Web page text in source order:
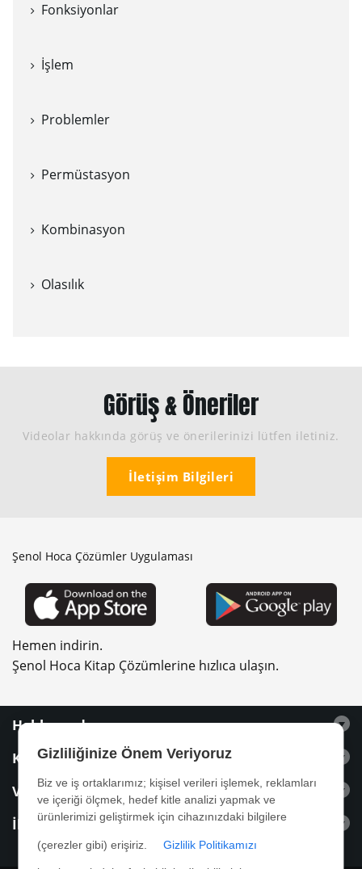
Fonksiyonlar
İşlem
Problemler
Permüstasyon
Kombinasyon
Olasılık
Görüş & Öneriler
Videolar hakkında görüş ve önerilerinizi lütfen iletiniz.
İletişim Bilgileri
Şenol Hoca Çözümler Uygulaması
Hemen indirin.
Şenol Hoca Kitap Çözümlerine hızlıca ulaşın.
Hakkımızda
Kitaplar
Videolar
İletişim
Gizliliğinize Önem Veriyoruz
Biz ve iş ortaklarımız; kişisel verileri işlemek, reklamları
ve içeriği ölçmek, hedef kitle analizi yapmak ve
ürünlerimizi geliştirmek için cihazınızdaki bilgilere
(çerezler gibi) erişiriz. Gizlilik Politikamızı